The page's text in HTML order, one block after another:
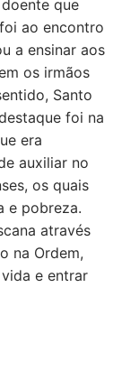
que
ao encontro
a ensinar aos
os irmãos
Santo
foi na
era
auxiliar no
os quais
e pobreza.
através
na Ordem,
e entrar